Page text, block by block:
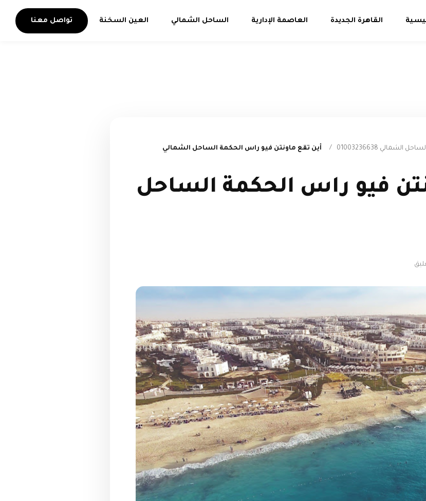
القاهرة الجديدة العاصمة الإدارية الساحل الشمالي العين السخنة تواصل معنا
01003236638
/ أين تقع ماونتن فيو راس الحكمة الساحل الشمالي
فيو راس الحكمة الساحل